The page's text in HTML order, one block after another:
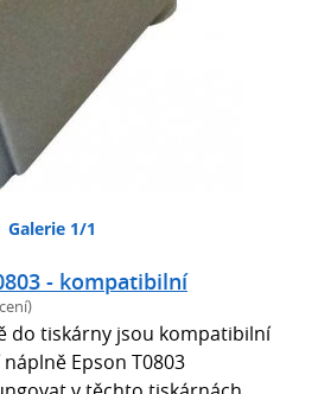
Galerie 1/1
- kompatibilní
do tiskárny jsou kompatibilní
Epson T0803